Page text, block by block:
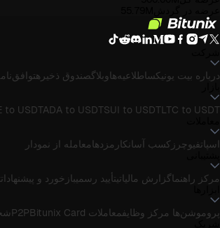
درباره بیت یونیکساطلاعیه‌هاوبلاگصندوق ذخیره
to USDTADA to USDTSUI to USDTLTC to USDT
اسپاتفیوچرز کسب آسانکارمزدهامعامله از نمودار
مرکز راهنماگزارش مالیاتیتأیید رسمیبازخورد و پیشنهادات
پروموشن‌ها مرکز وظایفمعاملات P2P Bitunix Card